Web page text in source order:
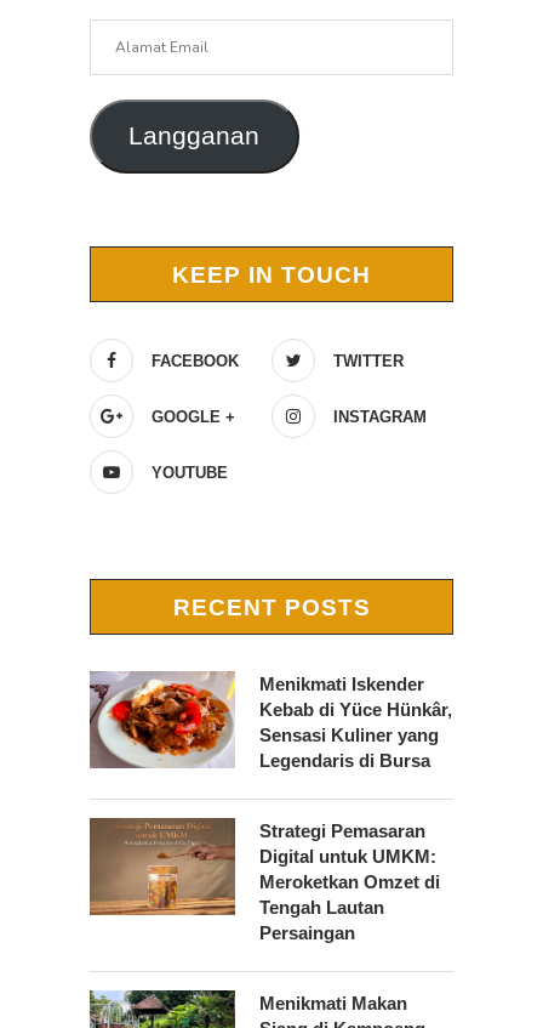
Langganan
KEEP IN TOUCH
FACEBOOK TWITTER
GOOGLE + INSTAGRAM
YOUTUBE
RECENT POSTS
Menikmati Iskender
Kebab di Yüce Hünkâr,
Sensasi Kuliner yang
Legendaris di Bursa
Strategi Pemasaran
Digital untuk UMKM:
Meroketkan Omzet di
Tengah Lautan
Persaingan
Menikmati Makan